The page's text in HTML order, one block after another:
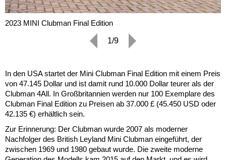
2023 MINI Clubman Final Edition
1/9
In den USA startet der Mini Clubman Final Edition mit einem Preis
von 47.145 Dollar und ist damit rund 10.000 Dollar teurer als der
Clubman 4All. In Großbritannien werden nur 100 Exemplare des
Clubman Final Edition zu Preisen ab 37.000 £ (45.450 USD oder
42.135 €) erhältlich sein.
Zur Erinnerung: Der Clubman wurde 2007 als moderner
Nachfolger des British Leyland Mini Clubman eingeführt, der
zwischen 1969 und 1980 gebaut wurde. Die zweite moderne